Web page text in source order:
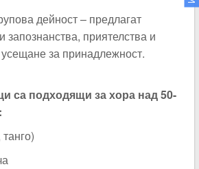
дейност – предлагат
запознанства, приятелства и
за принадлежност.
са подходящи за хора над 50-